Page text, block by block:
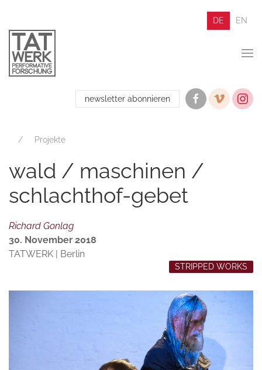
DE EN
newsletter abonnieren
Projekte
wald / maschinen /
schlachthof-gebet
Richard Gonlag
30. November 2018
TATWERK | Berlin
STRIPPED WORKS